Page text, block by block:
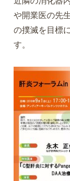
や開業医の先
の撲滅を目標
す。